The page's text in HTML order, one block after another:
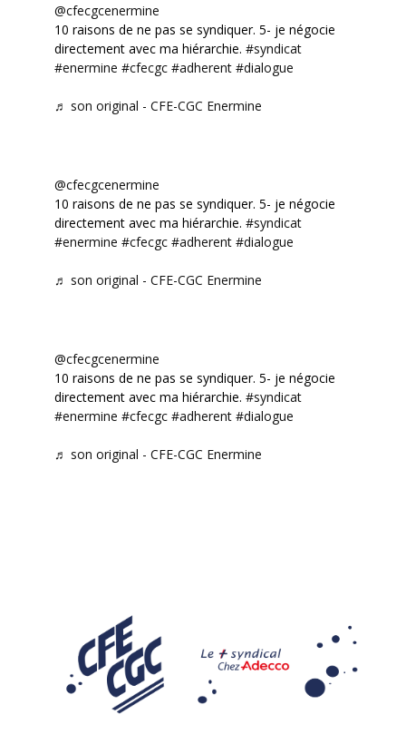
@cfecgcenermine
10 raisons de ne pas se syndiquer. 5- je négocie
directement avec ma hiérarchie. #syndicat
#enermine #cfecgc #adherent #dialogue
♬ son original - CFE-CGC Enermine
@cfecgcenermine
10 raisons de ne pas se syndiquer. 5- je négocie
directement avec ma hiérarchie. #syndicat
#enermine #cfecgc #adherent #dialogue
♬ son original - CFE-CGC Enermine
@cfecgcenermine
10 raisons de ne pas se syndiquer. 5- je négocie
directement avec ma hiérarchie. #syndicat
#enermine #cfecgc #adherent #dialogue
♬ son original - CFE-CGC Enermine